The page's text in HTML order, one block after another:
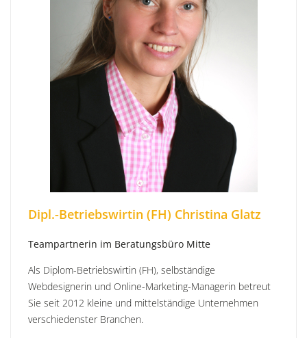
Dipl.-Betriebswirtin (FH) Christina Glatz
Teampartnerin im Beratungsbüro Mitte
Als Diplom-Betriebswirtin (FH), selbständige
Webdesignerin und Online-Marketing-Managerin betreut
Sie seit 2012 kleine und mittelständige Unternehmen
verschiedenster Branchen.